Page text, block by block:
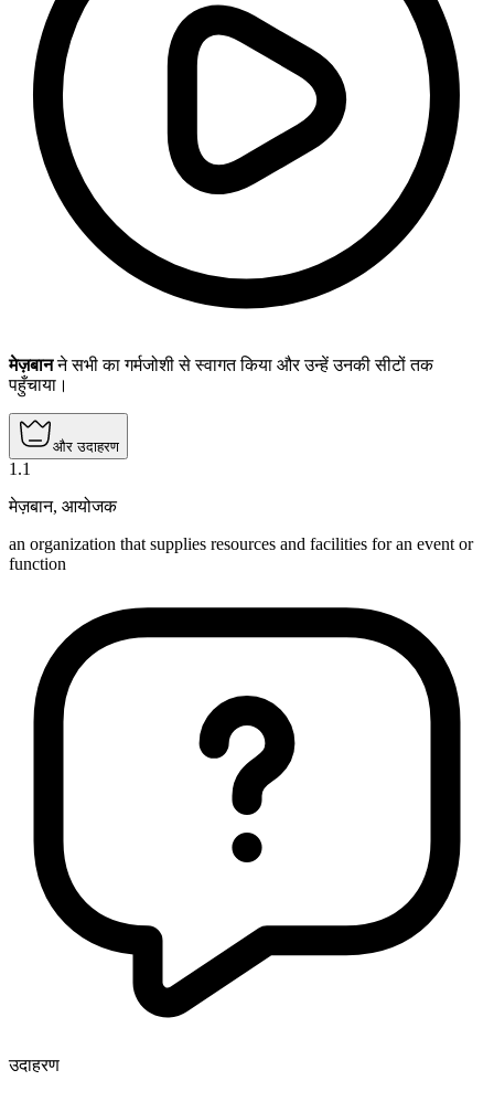
मेज़बानने सभी का गर्मजोशी से स्वागत किया और उन्हें उनकी सीटों तक
पहुँचाया।
और उदाहरण
1 .1
मेज़बान, आयोजक
an organization that supplies resources and facilities for an event or
function
उदाहरण